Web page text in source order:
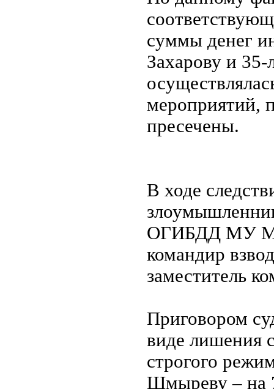
суммы денег
Захарову и
мероприятий,
пресечены.
В ходе
ОГИБДД МУ
командир
заместитель
Приговором
виде лишения
строгого
Шмыреву – на